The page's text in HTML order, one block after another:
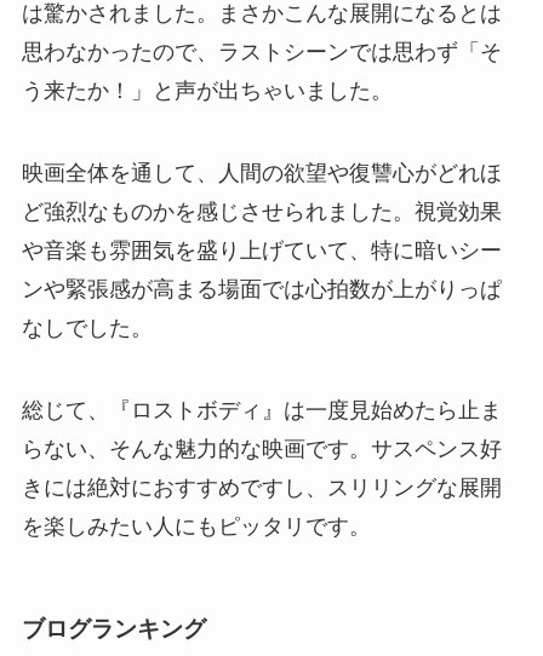
は驚かされました。まさかこんな展開になるとは
思わなかったので、ラストシーンでは思わず「そ
う来たか！」と声が出ちゃいました。
映画全体を通して、人間の欲望や復讐心がどれほ
ど強烈なものかを感じさせられました。視覚効果
や音楽も雰囲気を盛り上げていて、特に暗いシー
ンや緊張感が高まる場面では心拍数が上がりっぱ
なしでした。
総じて、『ロストボディ』は一度見始めたら止ま
らない、そんな魅力的な映画です。サスペンス好
きには絶対におすすめですし、スリリングな展開
を楽しみたい人にもピッタリです。
ブログランキング